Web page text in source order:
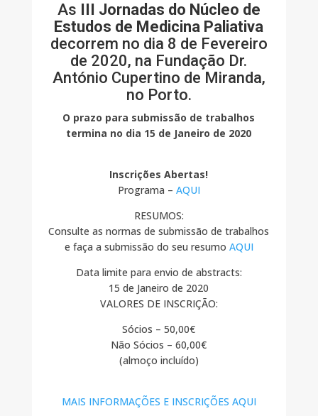
As
III Jornadas do Núcleo de
Estudos de Medicina Paliativa
decorrem no dia 8 de Fevereiro
de 2020, na Fundação Dr.
António Cupertino de Miranda,
no Porto.
O prazo para submissão de trabalhos
termina no dia 15 de Janeiro de 2020
Inscrições Abertas!
Programa – AQUI
RESUMOS:
Consulte as normas de submissão de trabalhos
e faça a submissão do seu resumo AQUI
Data limite para envio de abstracts:
15 de Janeiro de 2020
VALORES DE INSCRIÇÃO:
Sócios – 50,00€
Não Sócios – 60,00€
(almoço incluído)
MAIS INFORMAÇÕES E INSCRIÇÕES AQUI